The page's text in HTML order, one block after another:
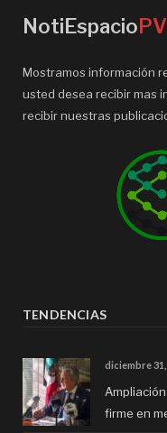
NotiEspacio PV
Mostramos información
usted desea recibir mas
recibir nuestras
TENDENCIAS
diciembre 31,
firme en